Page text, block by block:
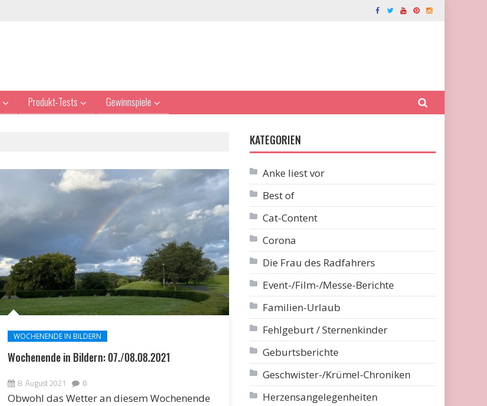
Produkt-Tests Gewinnspiele
WOCHENENDE IN BILDERN
Wochenende in Bildern: 07./08.08.2021
8. August 2021 0
Obwohl das Wetter an diesem Wochenende
KATEGORIEN
Anke liest vor
Best of
Cat-Content
Corona
Die Frau des Radfahrers
Event-/Film-/Messe-Berichte
Familien-Urlaub
Fehlgeburt / Sternenkinder
Geburtsberichte
Geschwister-/Krümel-Chroniken
Herzensangelegenheiten